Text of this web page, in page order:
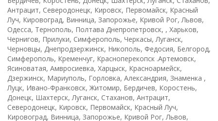
Антрацит, Северодонецк, Кировск, Первомайск, Красный
Луч, Кировоград, Винница, Запорожье, Кривой Рог, Львов,
Одесса, Тернополь, Полтава Днепропетровск, , Харьков,
Чернигов, Прилуки, Симферополь, Черкасы, Луганск,
Черновцы, Днепродзержинск, Никополь, Федосия, Белгород,
Симферополь, Кременчуг, Красноперекопск .Артемовск,
Ясиноватая, Амвросиевка, Харцыск, Красноармейск,
Дзержинск, Мариуполь, Горловка, Александрия, Знаменка ,
Луцк, Ивано-Франковск, Житомир, Бердичев, Коростень,
Донецк, Шахтерск, Луганск, Стаханов, Антрацит,
Северодонецк, Кировск, Первомайск, Красный Луч,
Кировоград, Винница, Запорожье, Кривой Рог, Львов,